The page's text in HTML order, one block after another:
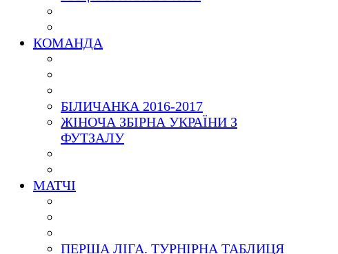
КОМАНДА
БІЛИЧАНКА 2016-2017
ЖІНОЧА ЗБІРНА УКРАЇНИ З
ФУТЗАЛУ
МАТЧІ
ПЕРША ЛІГА. ТУРНІРНА ТАБЛИЦЯ